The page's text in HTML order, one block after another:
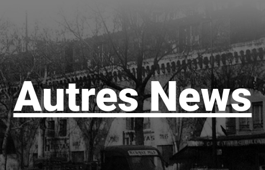
Autres News